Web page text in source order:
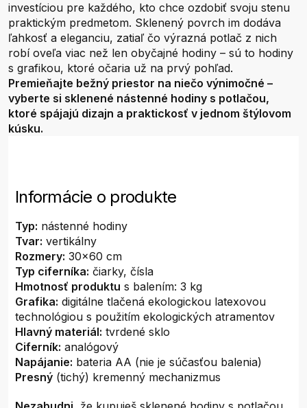
investíciou pre každého, kto chce ozdobiť svoju stenu
praktickým predmetom. Sklenený povrch im dodáva
ľahkosť a eleganciu, zatiaľ čo výrazná potlač z nich
robí oveľa viac než len obyčajné hodiny – sú to hodiny
s grafikou, ktoré očaria už na prvý pohľad.
Premieňajte bežný priestor na niečo výnimočné –
vyberte si sklenené nástenné hodiny s potlačou,
ktoré spájajú dizajn a praktickosť v jednom štýlovom
kúsku.
Informácie o produkte
Typ: nástenné hodiny
Tvar: vertikálny
Rozmery: 30x60 cm
Typ ciferníka: čiarky, čísla
Hmotnosť produktu s balením: 3 kg
Grafika: digitálne tlačená ekologickou latexovou
technológiou s použitím ekologických atramentov
Hlavný materiál: tvrdené sklo
Ciferník: analógový
Napájanie: bateria AA (nie je súčasťou balenia)
Presný (tichý) kremenný mechanizmus